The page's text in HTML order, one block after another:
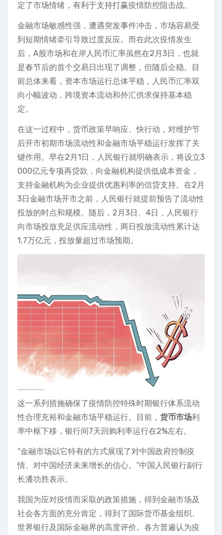
定了市场情绪，有利于支持打赢疫情防控阻击战。
金融市场敏感性强，遭遇突发事件冲击，市场容易受
到短期情绪牵引导致过度反应。而在此次疫情发生
后，A股市场和在岸人民币汇率虽然在2月3日，也就
是春节后的首个交易日出现了调整，但随后企稳。目
前总体来看，资本市场运行总体平稳，人民币汇率双
向小幅波动，跨境资本流动和外汇供求保持基本稳
定。
在这一过程中，货币政策早响应、快行动，对维护节
后开市初期市场流动性和金融市场平稳运行发挥了关
键作用。早在2月1日，人民银行就明确表示，将设立3
000亿元专项再贷款，向金融机构提供低成本资金，
支持金融机构为企业提供优惠利率的信贷支持。在2月
3日金融市场开市之前，人民银行就提前预告了流动性
投放的时点和规模。随后，2月3日、4日，人民银行
向市场投放充足供应流动性，两日投放流动性累计达
1.7万亿元，投放量超过市场预期。
这一系列措施确保了疫情防控特殊时期银行体系流动
性合理充裕和金融市场平稳运行。目前， 货币市场利
率中枢下移，银行间7天回购利率运行在2%左右。
“金融市场以它特有的方式展现了对中国政府控制疫
情、对中国经济未来增长的信心。”中国人民银行副行
长潘功胜表示。
我国为应对疫情而采取的政策措施，得到金融市场及
社会各方面的充分肯定，得到了国际货币基金组织、
世界银行及国际金融界的高度评价。各方普遍认为疫